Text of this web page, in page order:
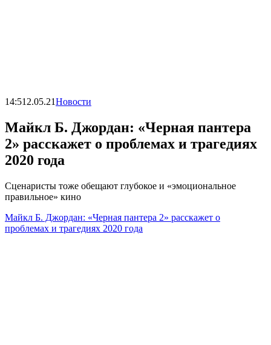
14:51 2.05.21Новости
Майкл Б. Джордан: «Черная пантера
2» расскажет о проблемах и трагедиях
2020 года
Сценаристы тоже обещают глубокое и «эмоциональное
правильное» кино
Майкл Б. Джордан: «Черная пантера 2» расскажет о
проблемах и трагедиях 2020 года